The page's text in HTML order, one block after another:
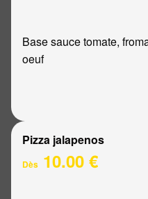
Base sauce tomate,
oeuf
Pizza jalapenos
Dès 10.00 €